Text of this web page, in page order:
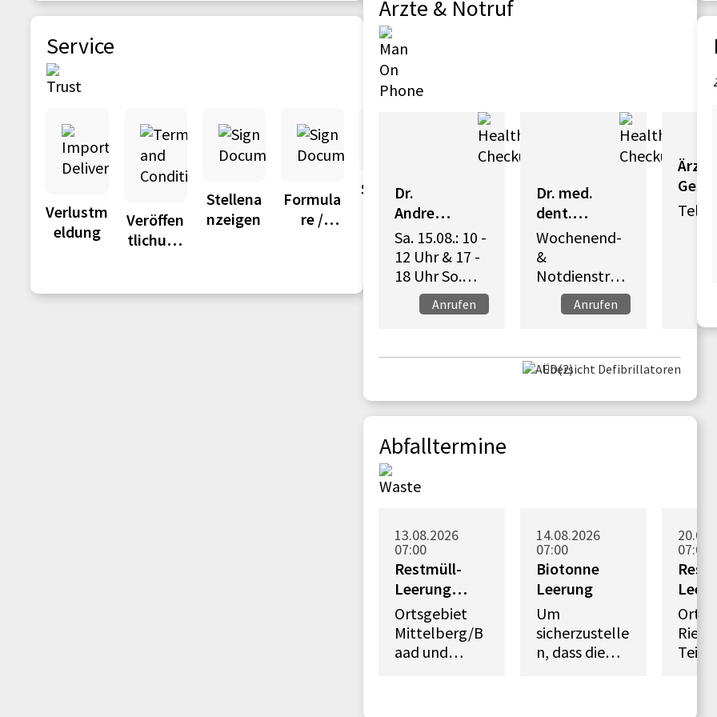
Service
Verlustm
eldung
Veröffen
tlichung
Stellena
nzeigen
Formula
re /
Sterbefä
lle
kalender
Projekte
Ärzte & Notruf
Dr.
Andreas
Grote
Sa. 15.08.: 10 -
12 Uhr & 17 -
18 Uhr So.
16.08.: 10 - 12
Uhr
Anrufen
Dr. med.
dent.
Richard
Lippai
Wochenend-
&
Notdienstreg
elung siehe
Homepage
Anrufen
Tel.
Übersicht Defibrillatoren
Abfalltermine
13.08.2026
07:00
Restmüll-
Leerung
Gebiet 2
Ortsgebiet
Mittelberg/B
aad und
14.08.2026
07:00
Biotonne
Leerung
Um
sicherzustelle
n, dass die
07:00